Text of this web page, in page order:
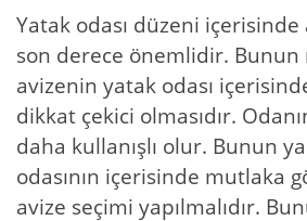
Yatak odası düzeni
son derece önemlidir. Bunun
avizenin yatak odası
dikkat çekici olmasıdır.
daha kullanışlı olur. Bunun
odasının içerisinde mutlaka
avize seçimi yapılmalıdır.